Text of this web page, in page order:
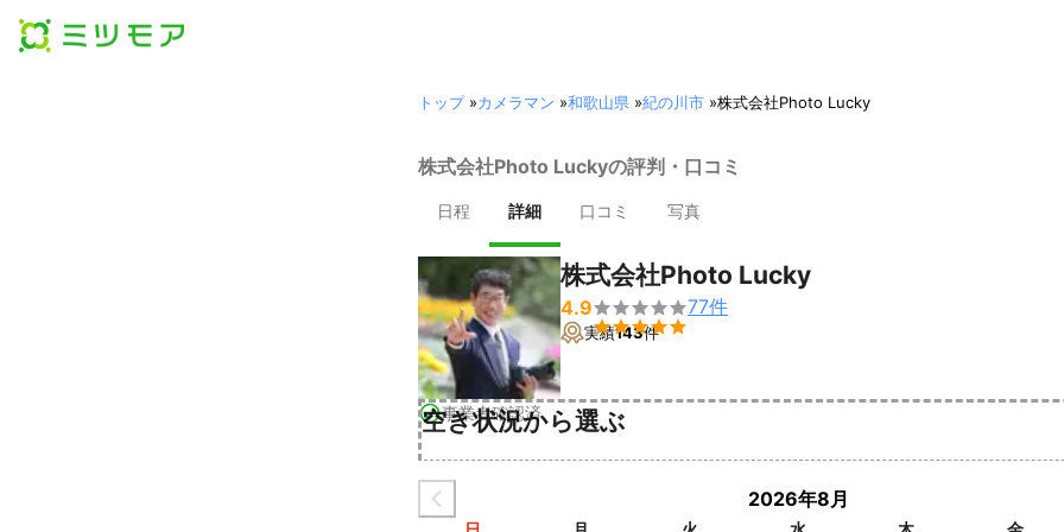
トップ»カメラマン »和歌山県 »紀の川市 »株式会社Photo Lucky
株式会社Photo Luckyの評判・口コミ
日程 詳細 口コミ 写真
事業者確認済
株式会社Photo Lucky
4.9

77件
実績143件
空き状況から選ぶ
2026年8月